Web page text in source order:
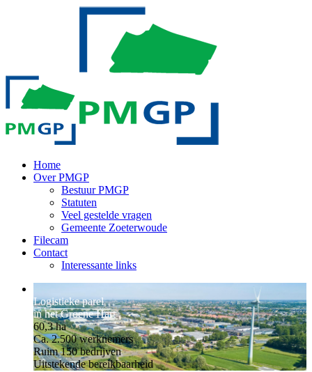
Home
Over PMGP
Bestuur PMGP
Statuten
Veel gestelde vragen
Gemeente Zoeterwoude
Filecam
Contact
Interessante links
Logistieke parel
in het Groene Hart
60,3 ha
Ca. 2.500 werknemers
Ruim 150 bedrijven
Uitstekende bereikbaarheid